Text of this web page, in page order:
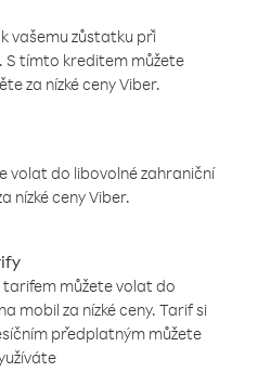
vašemu zůstatku při
S tímto kreditem můžete
za nízké ceny Viber.
volat do libovolné zahraniční
nízké ceny Viber.
můžete volat do
mobil za nízké ceny. Tarif si
předplatným můžete